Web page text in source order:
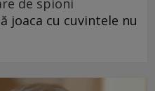
de spioni
joaca cu cuvintele nu